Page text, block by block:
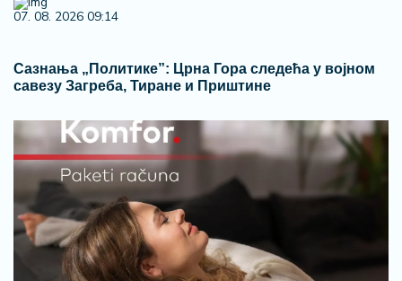
07. 08. 2026 09:14
Сазнања „Политике”: Црна Гора следећа у војном
савезу Загреба, Тиране и Приштине